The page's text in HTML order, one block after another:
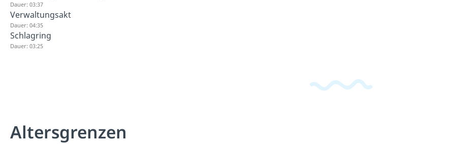
Dauer: 03:37
Verwaltungsakt
Dauer: 04:35
Schlagring
Dauer: 03:25
Altersgrenzen